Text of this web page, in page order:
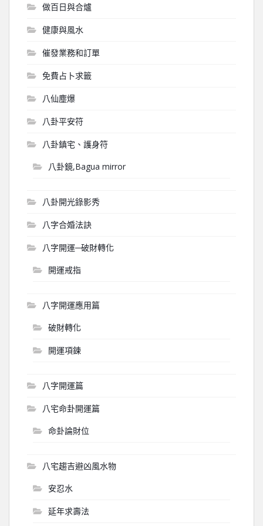
做百日與合爐
健康與風水
催發業務和訂單
免費占卜求籤
八仙塵爆
八卦平安符
八卦鎮宅、護身符
八卦鏡,Bagua mirror
八卦開光錄影秀
八字合婚法訣
八字開運─破財轉化
開運戒指
八字開運應用篇
破財轉化
開運項鍊
八字開運篇
八宅命卦開運篇
命卦論財位
八宅趨吉避凶風水物
安忍水
延年求壽法